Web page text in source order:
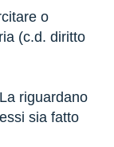
o
(c.d. diritto
riguardano
sia fatto